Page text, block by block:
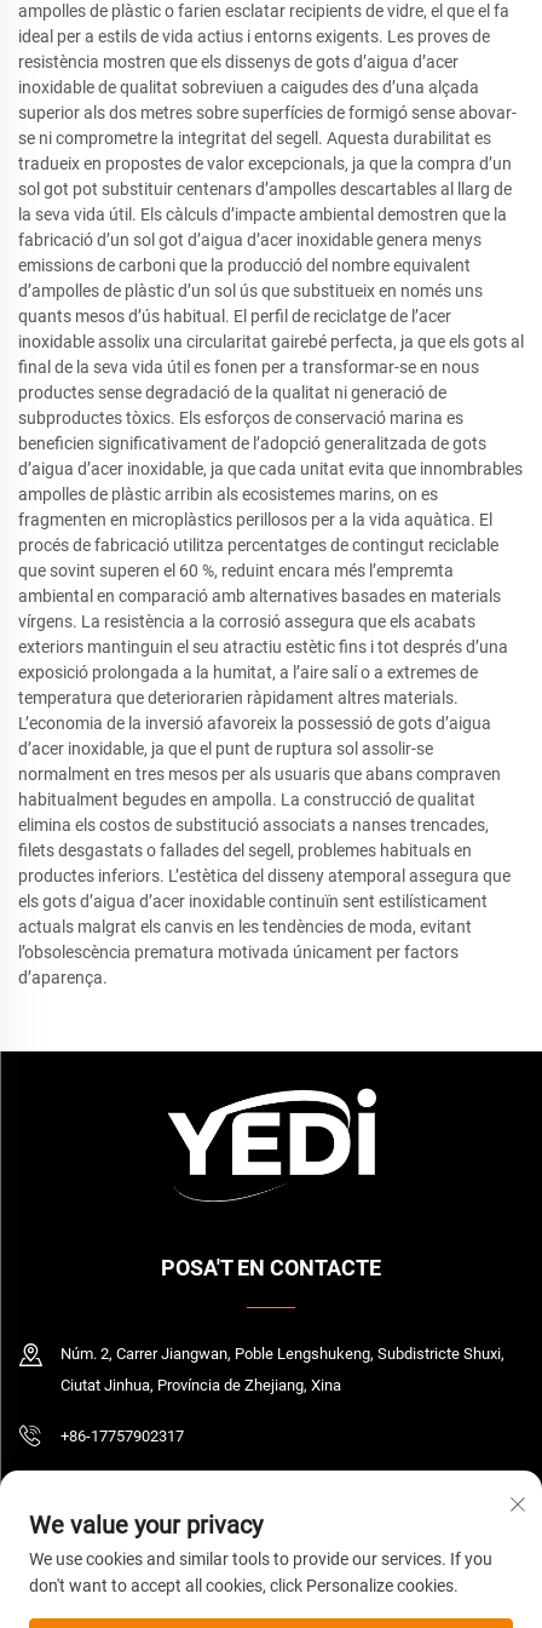
ampolles de plàstic o farien esclatar recipients de vidre, el que el fa
ideal per a estils de vida actius i entorns exigents. Les proves de
resistència mostren que els dissenys de gots d’aigua d’acer
inoxidable de qualitat sobreviuen a caigudes des d’una alçada
superior als dos metres sobre superfícies de formigó sense abovar-
se ni comprometre la integritat del segell. Aquesta durabilitat es
tradueix en propostes de valor excepcionals, ja que la compra d’un
sol got pot substituir centenars d’ampolles descartables al llarg de
la seva vida útil. Els càlculs d’impacte ambiental demostren que la
fabricació d’un sol got d’aigua d’acer inoxidable genera menys
emissions de carboni que la producció del nombre equivalent
d’ampolles de plàstic d’un sol ús que substitueix en només uns
quants mesos d’ús habitual. El perfil de reciclatge de l’acer
inoxidable assolix una circularitat gairebé perfecta, ja que els gots al
final de la seva vida útil es fonen per a transformar-se en nous
productes sense degradació de la qualitat ni generació de
subproductes tòxics. Els esforços de conservació marina es
beneficien significativament de l’adopció generalitzada de gots
d’aigua d’acer inoxidable, ja que cada unitat evita que innombrables
ampolles de plàstic arribin als ecosistemes marins, on es
fragmenten en microplàstics perillosos per a la vida aquàtica. El
procés de fabricació utilitza percentatges de contingut reciclable
que sovint superen el 60 %, reduint encara més l’empremta
ambiental en comparació amb alternatives basades en materials
vírgens. La resistència a la corrosió assegura que els acabats
exteriors mantinguin el seu atractiu estètic fins i tot després d’una
exposició prolongada a la humitat, a l’aire salí o a extremes de
temperatura que deteriorarien ràpidament altres materials.
L’economia de la inversió afavoreix la possessió de gots d’aigua
d’acer inoxidable, ja que el punt de ruptura sol assolir-se
normalment en tres mesos per als usuaris que abans compraven
habitualment begudes en ampolla. La construcció de qualitat
elimina els costos de substitució associats a nanses trencades,
filets desgastats o fallades del segell, problemes habituals en
productes inferiors. L’estètica del disseny atemporal assegura que
els gots d’aigua d’acer inoxidable continuïn sent estilísticament
actuals malgrat els canvis en les tendències de moda, evitant
l’obsolescència prematura motivada únicament per factors
d’aparença.
POSA'T EN CONTACTE
Núm. 2, Carrer Jiangwan, Poble Lengshukeng, Subdistricte Shuxi,
Ciutat Jinhua, Província de Zhejiang, Xina
+86-17757902317
Copyright © 2026 Zhejiang Yedi Industry And Trade Co., Ltd. Tots els drets
reservats. Política de privadesa
We value your privacy
We use cookies and similar tools to provide our services. If you
don't want to accept all cookies, click Personalize cookies.